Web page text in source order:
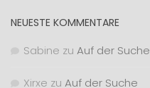
NEUESTE KOMMENTARE
Sabine zu Auf der Suche
Xirxe zu Auf der Suche